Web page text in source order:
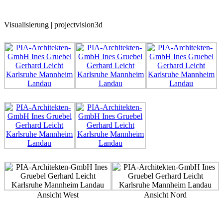
Visualisierung | projectvision3d
Ansicht West Ansicht Nord